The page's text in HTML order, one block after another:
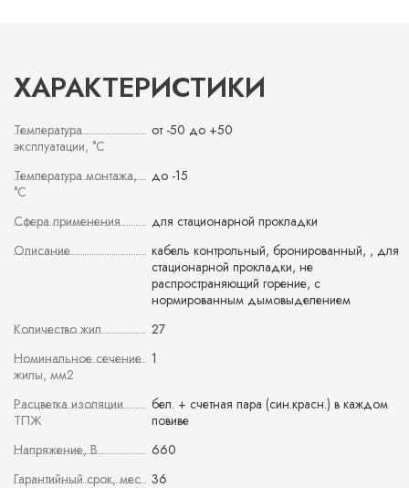
ХАРАКТЕРИСТИКИ
Температура
эксплуатации, °С
от -50 до +50
Температура монтажа,
°С
до -15
Сфера применения
для стационарной прокладки
Описание
кабель контрольный, бронированный, , для
стационарной прокладки, не
распространяющий горение, с
нормированным дымовыделением
Количество жил
27
Номинальное сечение
жилы, мм2
1
Расцветка изоляции
ТПЖ
бел. + счетная пара (син.красн.) в каждом
повиве
Напряжение, В
660
Гарантийный срок, мес 36